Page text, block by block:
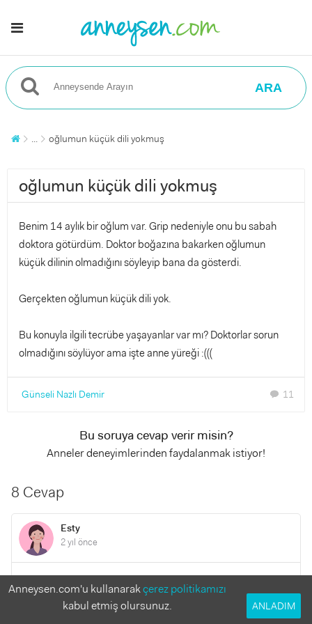
ARA
... oğlumun küçük dili yokmuş
oğlumun küçük dili yokmuş
Benim 14 aylık bir oğlum var. Grip nedeniyle onu bu sabah
doktora götürdüm. Doktor boğazına bakarken oğlumun
küçük dilinin olmadığını söyleyip bana da gösterdi.
Gerçekten oğlumun küçük dili yok.
Bu konuyla ilgili tecrübe yaşayanlar var mı? Doktorlar sorun
olmadığını söylüyor ama işte anne yüreği :(((
Günseli Nazlı Demir chat 11
Bu soruya cevap verir misin?
Anneler deneyimlerinden faydalanmak istiyor!
8 Cevap
Esty
2 yıl önce
Merhabalar bende bugün öğrendim oğlum 16 aylık küçük
dili yokmuş ne yapacağımı bilemedim intirnette araştırırken
yorumunuzu gördüm herhengi bir sorun oldumu çocuğunuz
Anneysen.com'u kullanarakçerez politikamızı
kabul etmiş olursunuz.
ANLADIM